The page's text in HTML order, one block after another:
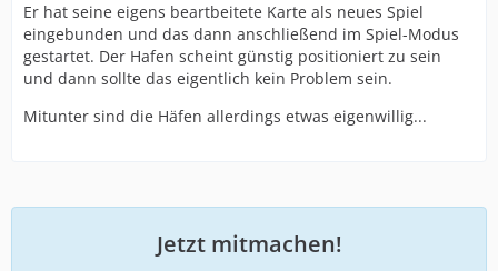
Er hat seine eigens beartbeitete Karte als neues Spiel
eingebunden und das dann anschließend im Spiel-Modus
gestartet. Der Hafen scheint günstig positioniert zu sein
und dann sollte das eigentlich kein Problem sein.
Mitunter sind die Häfen allerdings etwas eigenwillig...
Jetzt mitmachen!